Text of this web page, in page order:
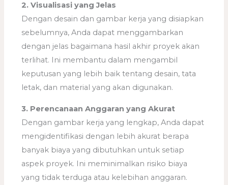
2. Visualisasi yang Jelas
Dengan desain dan gambar kerja yang disiapkan
sebelumnya, Anda dapat menggambarkan
dengan jelas bagaimana hasil akhir proyek akan
terlihat. Ini membantu dalam mengambil
keputusan yang lebih baik tentang desain, tata
letak, dan material yang akan digunakan.
3. Perencanaan Anggaran yang Akurat
Dengan gambar kerja yang lengkap, Anda dapat
mengidentifikasi dengan lebih akurat berapa
banyak biaya yang dibutuhkan untuk setiap
aspek proyek. Ini meminimalkan risiko biaya
yang tidak terduga atau kelebihan anggaran.